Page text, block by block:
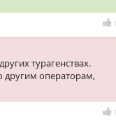
турагенствах.
другим операторам,